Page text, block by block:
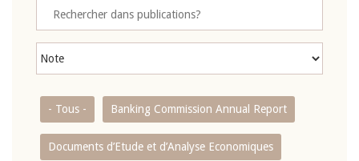
- Tous - Banking Commission Annual Report
Documents d’Etude et d’Analyse Economiques